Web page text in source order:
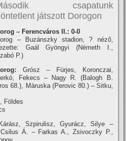
csapatunk
játszott Dorogon
– Ferencváros II.: 0-0
– Buzánszky stadion, ? néző,
Gaál Gyöngyi (Németh I.,
P.)
Grósz – Fürjes, Koronczai,
Fekecs – Nagy R. (Balogh B.
68.), Máruska (Perovic 80.) – Sitku,
Földes
Szpirulisz, Gyurácz, Silye –
Á. – Farkas A., Zsivoczky P.,